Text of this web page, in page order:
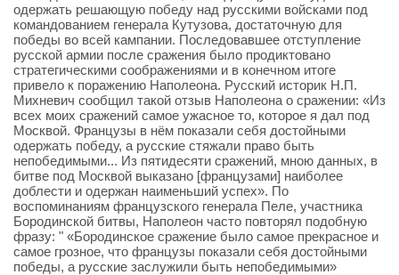
одержать решающую победу над русскими войсками под
командованием генерала Кутузова, достаточную для
победы во всей кампании. Последовавшее отступление
русской армии после сражения было продиктовано
стратегическими соображениями и в конечном итоге
привело к поражению Наполеона. Русский историк Н.П.
Михневич сообщил такой отзыв Наполеона о сражении: «Из
всех моих сражений самое ужасное то, которое я дал под
Москвой. Французы в нём показали себя достойными
одержать победу, а русские стяжали право быть
непобедимыми... Из пятидесяти сражений, мною данных, в
битве под Москвой выказано [французами] наиболее
доблести и одержан наименьший успех». По
воспоминаниям французского генерала Пеле, участника
Бородинской битвы, Наполеон часто повторял подобную
фразу: " «Бородинское сражение было самое прекрасное и
самое грозное, что французы показали себя достойными
победы, a русские заслужили быть непобедимыми»